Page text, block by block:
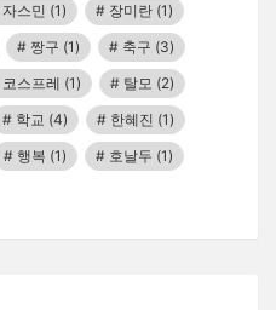
자스민 (1) 장미란 (1)
짱구 (1) 축구 (3)
코스프레 (1) 탈모 (2)
학교 (4) 한혜진 (1)
행복 (1) 호날두 (1)